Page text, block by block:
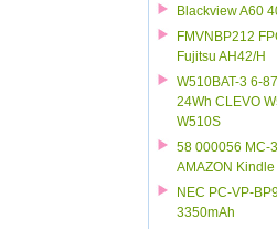
Blackview A60
FMVNBP212
Fujitsu AH42/H
W510BAT-3 6-
24Wh CLEVO
W510S
58 000056 MC-
AMAZON
NEC PC-VP-
3350mAh